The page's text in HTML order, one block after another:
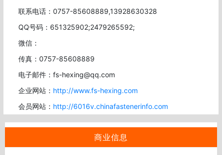
联系电话：0757-85608889,13928630328
QQ号码：651325902;2479265592;
微信：
传真：0757-85608889
电子邮件：fs-hexing@qq.com
企业网站： http://www.fs-hexing.com
会员网站： http://6016v.chinafastenerinfo.com
商业信息